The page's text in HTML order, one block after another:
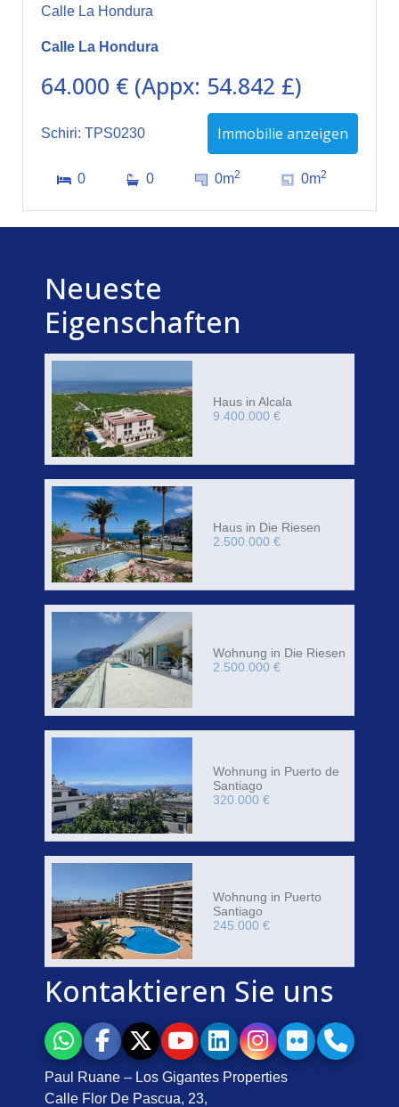
Calle La Hondura
Calle La Hondura
64.000 € (Appx: 54.842 £)
Schiri: TPS0230 Immobilie anzeigen
0 0 0m2 0m2
Neueste
Eigenschaften
Haus in Alcala
9.400.000 €
Haus in Die Riesen
2.500.000 €
Wohnung in Die Riesen
2.500.000 €
Wohnung in Puerto de
Santiago
320.000 €
Wohnung in Puerto
Santiago
245.000 €
Kontaktieren Sie uns
Paul Ruane – Los Gigantes Properties
Calle Flor De Pascua, 23,